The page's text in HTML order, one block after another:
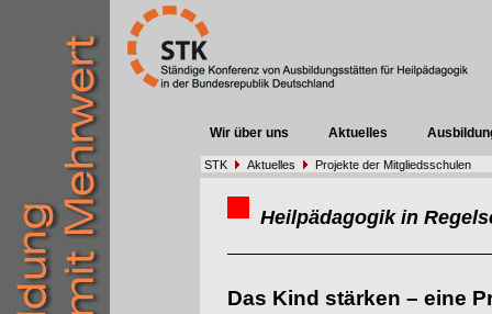
Wir über uns Aktuelles
STK Aktuelles Projekte der Mitgliedsschulen
Heilpädagogik in
Das Kind stärken – eine